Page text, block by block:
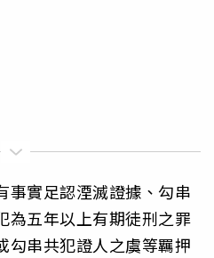
事實足認湮滅證據、勾串
為五年以上有期徒刑之罪
勾串共犯證人之虞等羈押